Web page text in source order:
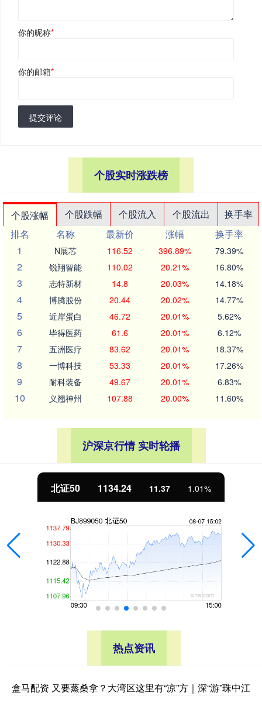
你的昵称*
你的邮箱*
提交评论
个股实时涨跌榜
个股涨幅 个股跌幅 个股流入 个股流出
换手率
排名
名称 最新价 涨幅
换手率
1
N展芯 116.52 396.89% 79.39%
2 锐翔智能 110.02 20.21% 16.80%
3 志特新材 14.8 20.03% 14.18%
4 博腾股份 20.44 20.02% 14.77%
5 近岸蛋白 46.72 20.01% 5.62%
6 毕得医药 61.6 20.01% 6.12%
7 五洲医疗 83.62 20.01% 18.37%
8 一博科技 53.33 20.01% 17.26%
9 耐科装备 49.67 20.01% 6.83%
10 义翘神州 107.88 20.00% 11.60%
沪深京行情 实时轮播
北证50 1134.24 11.37 1.01%
热点资讯
盒马配资 又要蒸桑拿？大湾区这里有“凉”方｜深“游”珠中江